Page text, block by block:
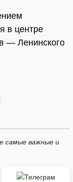
в центре
— Ленинского
самые важные и